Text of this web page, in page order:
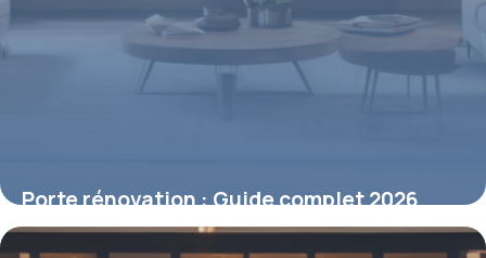
Porte rénovation : Guide complet 2026
4 mai 2026